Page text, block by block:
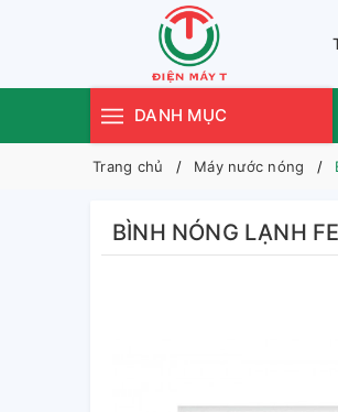
DANH MỤC
Trang chủ Máy nước nóng
BÌNH NÓNG LẠNH